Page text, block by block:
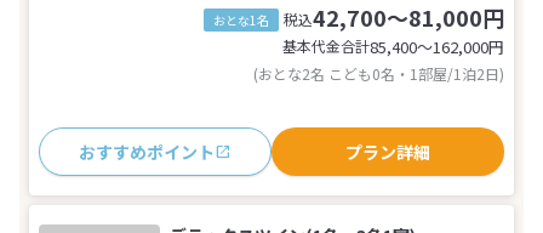
おとな1名 税込42,700～81,000円
基本代金合計85,400〜162,000円
(おとな2名 こども0名・1部屋/1泊2日)
おすすめポイント プラン詳細